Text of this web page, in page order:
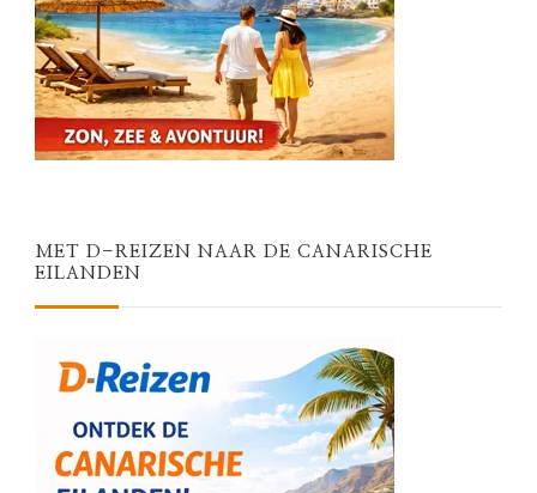
MET D-REIZEN NAAR DE CANARISCHE
EILANDEN